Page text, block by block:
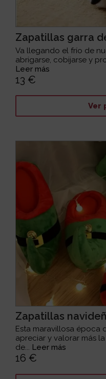
Zapatillas garra
Va llegando el frío de
abrigarse, cobijarse y
Leer más
13 €
Ver
Zapatillas
Esta maravillosa época
apreciar y valorar más
de... Leer más
16 €